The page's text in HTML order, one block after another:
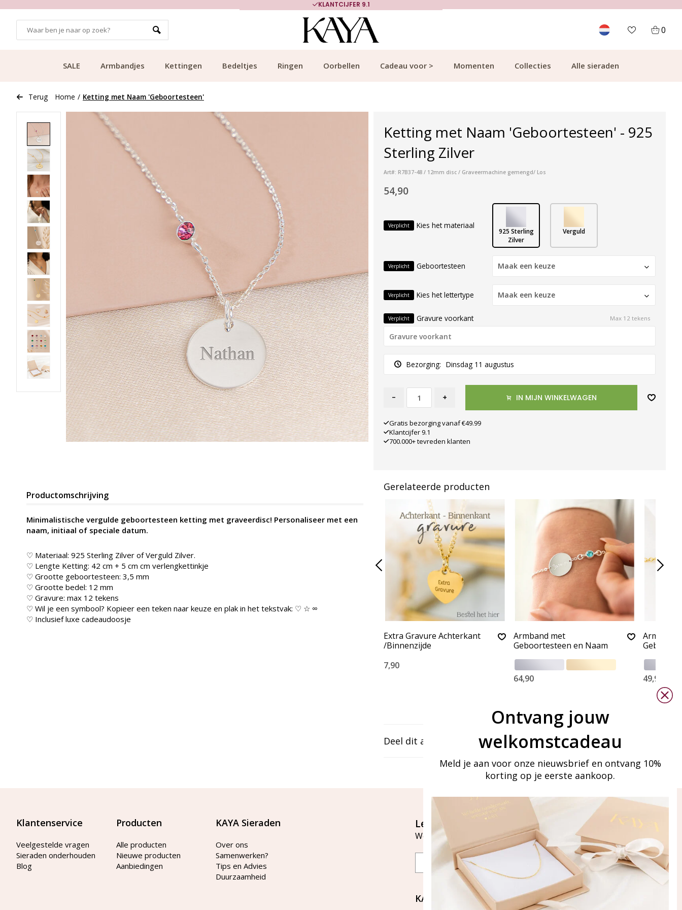
KLANTCIJFER 9.1
0
SALE Armbandjes Kettingen Bedeltjes Ringen Oorbellen Cadeau voor > Momenten Collecties Alle sieraden
Terug Home / Ketting met Naam 'Geboortesteen'
Ketting met Naam 'Geboortesteen' - 925
Sterling Zilver
Art#: R7B37-48 / 12mm disc / Graveermachine gemengd/ Los
54,90
Verplicht Kies het materiaal
925 Sterling
Zilver
Verguld
Verplicht Geboortesteen Maak een keuze
Verplicht Kies het lettertype Maak een keuze
Verplicht Gravure voorkant Max 12 tekens
Bezorging: Dinsdag 11 augustus
- + IN MIJN WINKELWAGEN
Gratis bezorging vanaf €49.99
Klantcijfer 9.1
700.000+ tevreden klanten
Productomschrijving
Minimalistische vergulde geboortesteen ketting met graveerdisc! Personaliseer met een
naam, initiaal of speciale datum.
♡ Materiaal: 925 Sterling Zilver of Verguld Zilver.
♡ Lengte Ketting: 42 cm + 5 cm cm verlengkettinkje
♡ Grootte geboortesteen: 3,5 mm
♡ Grootte bedel: 12 mm
♡ Gravure: max 12 tekens
♡ Wil je een symbool? Kopieer een teken naar keuze en plak in het tekstvak: ♡ ☆ ∞
♡ Inclusief luxe cadeaudoosje
Gerelateerde producten
Extra Gravure Achterkant
/Binnenzijde
7,90
Armband met
Geboortesteen en Naam
64,90
Armband
49,90
Deel dit artikel
Klantenservice
Veelgestelde vragen
Sieraden onderhouden
Blog
Producten
Alle producten
Nieuwe producten
Aanbiedingen
KAYA Sieraden
Over ons
Samenwerken?
Tips en Advies
Duurzaamheid
Let's stay in touch
Word lid van onze mailinglijst
KAYA Sieraden
Ontvang jouw
welkomstcadeau
Meld je aan voor onze nieuwsbrief en ontvang 10%
korting op je eerste aankoop.